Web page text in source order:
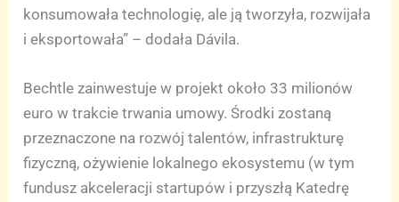
konsumowała technologię, ale ją tworzyła, rozwijała
i eksportowała” – dodała Dávila.
Bechtle zainwestuje w projekt około 33 milionów
euro w trakcie trwania umowy. Środki zostaną
przeznaczone na rozwój talentów, infrastrukturę
fizyczną, ożywienie lokalnego ekosystemu (w tym
fundusz akceleracji startupów i przyszłą Katedrę